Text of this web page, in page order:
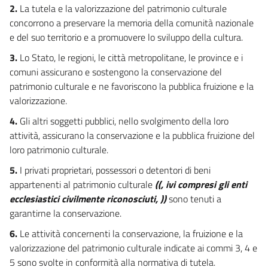
Vigilanza e ispezione
18
19
Capo III
Protezione e conservazione
Sezione I
20
21
22
23
24
25
26
27
28
2. La tutela e la valorizzazione del patrimonio culturale
concorrono a preservare la memoria della comunità nazionale
e del suo territorio e a promuovere lo sviluppo della cultura.
3. Lo Stato, le regioni, le città metropolitane, le province e i
comuni assicurano e sostengono la conservazione del
patrimonio culturale e ne favoriscono la pubblica fruizione e la
valorizzazione.
4. Gli altri soggetti pubblici, nello svolgimento della loro
attività, assicurano la conservazione e la pubblica fruizione del
loro patrimonio culturale.
5. I privati proprietari, possessori o detentori di beni
appartenenti al patrimonio culturale ((, ivi compresi gli enti
ecclesiastici civilmente riconosciuti, ))sono tenuti a
garantirne la conservazione.
6. Le attività concernenti la conservazione, la fruizione e la
valorizzazione del patrimonio culturale indicate ai commi 3, 4 e
5 sono svolte in conformità alla normativa di tutela.